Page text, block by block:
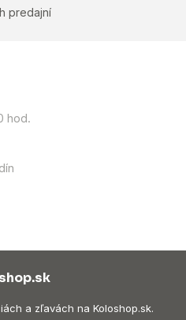
predajní
hod.
a zľavách na Koloshop.sk.